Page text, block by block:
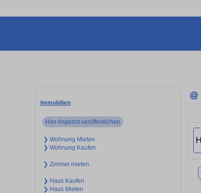
Immobilien
Hier Angebot veröffentlichen
❯ Wohnung Mieten
❯ Wohnung Kaufen
❯ Zimmer mieten
❯ Haus Kaufen
❯ Haus Mieten